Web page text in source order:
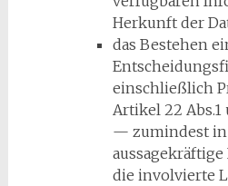
Herkunft der
das Bestehen
einschließlich
Artikel 22 Abs.1
— zumindest
die involvierte